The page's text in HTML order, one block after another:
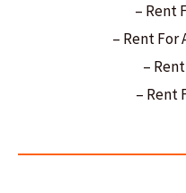
– Rent
– Rent For
–
– Rent